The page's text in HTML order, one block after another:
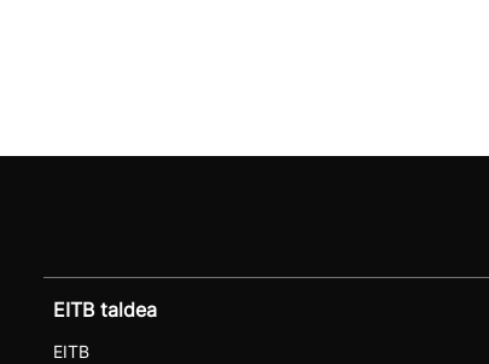
EITB taldea
EITB